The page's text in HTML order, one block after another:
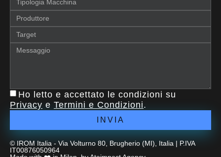
Ho letto e accettato le condizioni su
Privacy e Termini e Condizioni.
INVIA
© IROM Italia - Via Volturno 80, Brugherio (MI), Italia | P.IVA
IT00876050964